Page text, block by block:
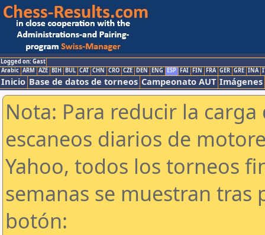
Logged on: Gast
Arabic ARM AZE BIH BUL CAT CHN CRO CZE DEN ENG ESP FAI FIN FRA GER GRE INA
Inicio Base de datos de torneos Campeonato AUT Imágenes
Nota: Para reducir la
escaneos diarios de
Yahoo, todos los torneos
semanas se muestran tras
botón: